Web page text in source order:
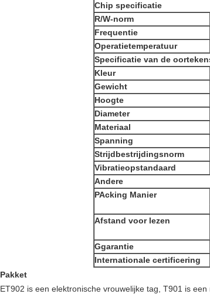
Chip specificatie
R/W-norm
Frequentie
Operatietemperatuur
Specificatie van de
Kleur
Gewicht
Hoogte
Diameter
Materiaal
Spanning
Strijdbestrijdingsnorm
Vibratieopstandaard
Andere
PAcking Manier
Afstand voor lezen
Ggarantie
Internationale certificering
Pakket
ET902 is een elektronische vrouwelijke tag, T901 is een